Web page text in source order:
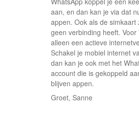
aan, en dan kan je via dat
appen. Ook als de simkaart
geen verbinding heeft. Voor
alleen een actieve
Schakel je mobiel internet
dan kan je ook met het
account die is gekoppeld
blijven appen.
Groet, Sanne